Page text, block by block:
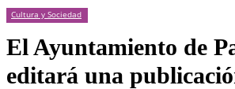
Cultura y Sociedad
El Ayuntamiento de
editará una